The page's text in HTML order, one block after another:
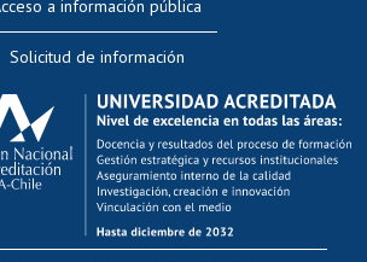
Evaluación docente
Calificación académica
Postulación al AUCAI
Funcionarias/os
internos de capacitación
Bienestar del personal
a información pública
Solicitud de información